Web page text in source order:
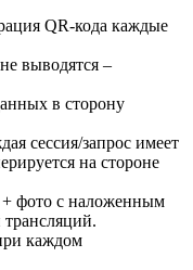
QR-кода каждые
выводятся –
в сторону
сессия/запрос имеет
на стороне
+ фото с наложенным
каждом